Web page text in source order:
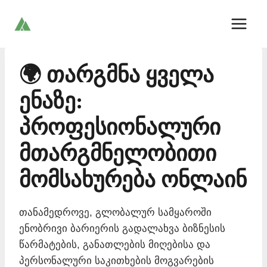
🌍 თარგმნა ყველა
ენაზე:
პროფესიონალური
მთარგმნელობითი
მომსახურება ონლაინ
თანამედროვე, გლობალურ სამყაროში
ენობრივი ბარიერის გადალახვა ბიზნესის
წარმატების, განათლების მიღებისა და
პერსონალური საკითხების მოგვარების